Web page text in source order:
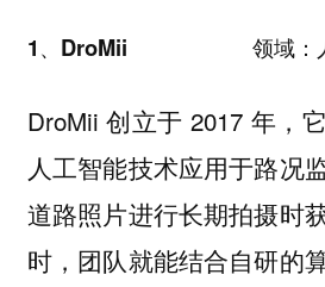
1、DroMii 领域：人
DroMii 创立于 2017 年，
人工智能技术应用于路况
道路照片进行长期拍摄时
时，团队就能结合自研的